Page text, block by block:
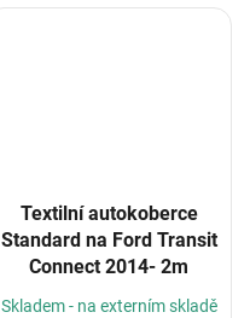
Textilní autokoberce
Standard na Ford Transit
Connect 2014- 2m
Skladem - na externím skladě